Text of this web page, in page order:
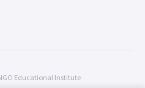
Educational Institute